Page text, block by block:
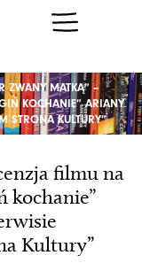
ZWANY MATKĄ” –
KOCHANIE” ARIANY
STRONA KULTURY”
filmu na
kochanie”
Kultury”